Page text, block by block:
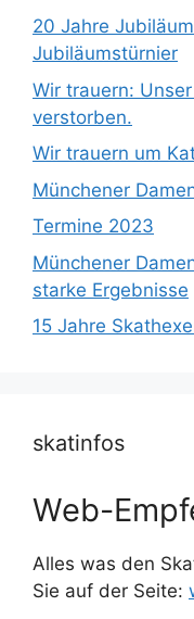
20 Jahre
Jubiläumstürnier
Wir trauern:
verstorben.
Wir trauern um
Münchener
Termine 2023
Münchener
starke Ergebnisse
15 Jahre
skatinfos
Web-
Alles was den
Sie auf der Seite: